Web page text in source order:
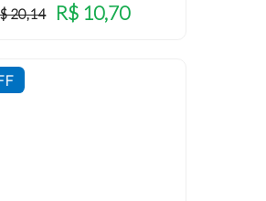
20,14 R$ 10,70